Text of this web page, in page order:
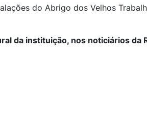
do Abrigo dos Velhos
da instituição, nos noticiários da